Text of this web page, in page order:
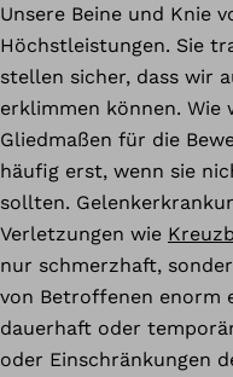
Unsere Beine und Knie
Höchstleistungen. Sie
stellen sicher, dass wir
erklimmen können. Wie
Gliedmaßen für die
häufig erst, wenn sie
sollten.
Verletzungen wie
nur schmerzhaft,
von Betroffenen enorm
dauerhaft oder
oder Einschränkungen